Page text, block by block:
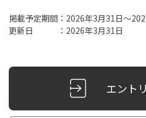
掲載予定期間：2026年3月31日～
更新日 ：2026年3月31日